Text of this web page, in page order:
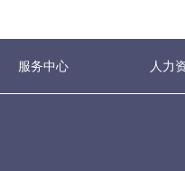
服务中心 人力